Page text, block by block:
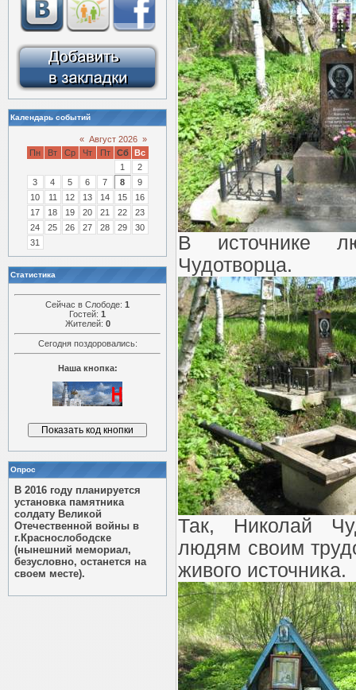
Календарь событий
« Август 2026 »
Пн
Вт Ср Чт Пт Сб
Вс
1
2
3
4 5 6 7 8
9
10
11 12 13 14 15
16
17
18 19 20 21 22
23
24
25 26 27 28 29
30
31
Статистика
Сейчас в Слободе: 1
Гостей: 1
Жителей: 0
Сегодня поздоровались:
Наша кнопка:
Опрос
В 2016 году планируется
установка памятника
солдату Великой
Отечественной войны в
г.Краснослободске
(нынешний мемориал,
безусловно, останется на
своем месте).
В источнике
Чудотворца.
Так, Николай
людям своим
живого источника.